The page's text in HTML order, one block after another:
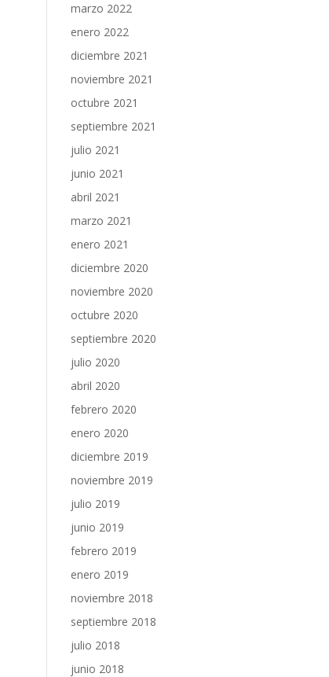
marzo 2022
enero 2022
diciembre 2021
noviembre 2021
octubre 2021
septiembre 2021
julio 2021
junio 2021
abril 2021
marzo 2021
enero 2021
diciembre 2020
noviembre 2020
octubre 2020
septiembre 2020
julio 2020
abril 2020
febrero 2020
enero 2020
diciembre 2019
noviembre 2019
julio 2019
junio 2019
febrero 2019
enero 2019
noviembre 2018
septiembre 2018
julio 2018
junio 2018